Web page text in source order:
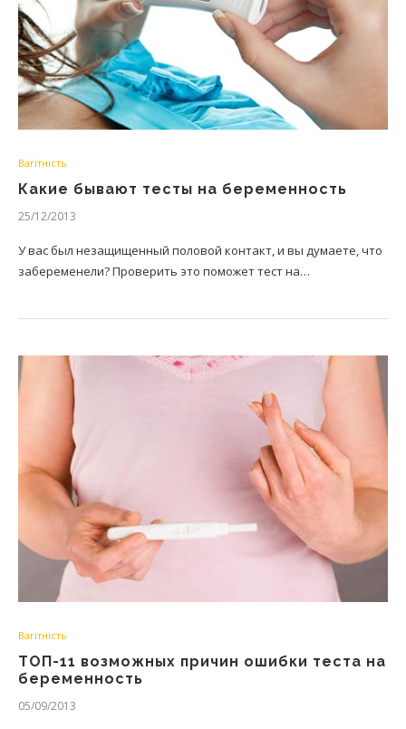
Вагітність
Какие бывают тесты на беременность
25/12/2013
У вас был незащищенный половой контакт, и вы думаете, что
забеременели? Проверить это поможет тест на…
Вагітність
ТОП-11 возможных причин ошибки теста на
беременность
05/09/2013